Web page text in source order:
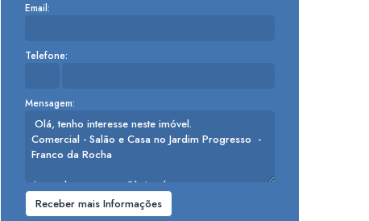
Email:
Telefone:
Mensagem: